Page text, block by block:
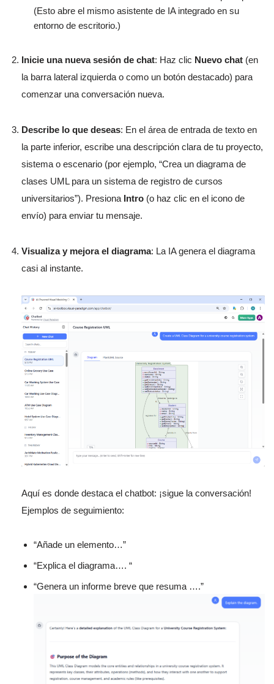
(Esto abre el mismo asistente de IA integrado en su
entorno de escritorio.)
Inicie una nueva sesión de chat: Haz clic Nuevo chat (en
la barra lateral izquierda o como un botón destacado) para
comenzar una conversación nueva.
Describe lo que deseas: En el área de entrada de texto en
la parte inferior, escribe una descripción clara de tu proyecto,
sistema o escenario (por ejemplo, “Crea un diagrama de
clases UML para un sistema de registro de cursos
universitarios”). Presiona Intro (o haz clic en el icono de
envío) para enviar tu mensaje.
Visualiza y mejora el diagrama: La IA genera el diagrama
casi al instante.
Aquí es donde destaca el chatbot: ¡sigue la conversación!
Ejemplos de seguimiento:
“Añade un elemento…”
“Explica el diagrama…. “
“Genera un informe breve que resuma ….”